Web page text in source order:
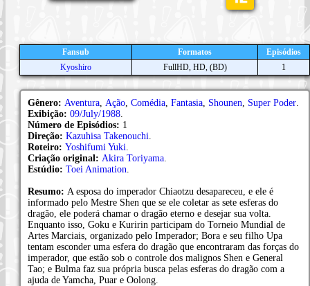
Fansub Formatos
Episódios
Kyoshiro
FullHD, HD, (BD) 1
Gênero: Aventura Ação Comédia Fantasia Shounen Super Poder
Exibição: 09/July/1988
Número de Episódios: 1
Direção: Kazuhisa Takenouchi
Roteiro: Yoshifumi Yuki
Criação original: Akira Toriyama
Estúdio: Toei Animation
Resumo: A esposa do imperador Chiaotzu desapareceu, e ele é
informado pelo Mestre Shen que se ele coletar as sete esferas do
dragão, ele poderá chamar o dragão eterno e desejar sua volta.
Enquanto isso, Goku e Kuririn participam do Torneio Mundial de
Artes Marciais, organizado pelo Imperador; Bora e seu filho Upa
tentam esconder uma esfera do dragão que encontraram das forças do
imperador, que estão sob o controle dos malignos Shen e General
Tao; e Bulma faz sua própria busca pelas esferas do dragão com a
ajuda de Yamcha, Puar e Oolong.